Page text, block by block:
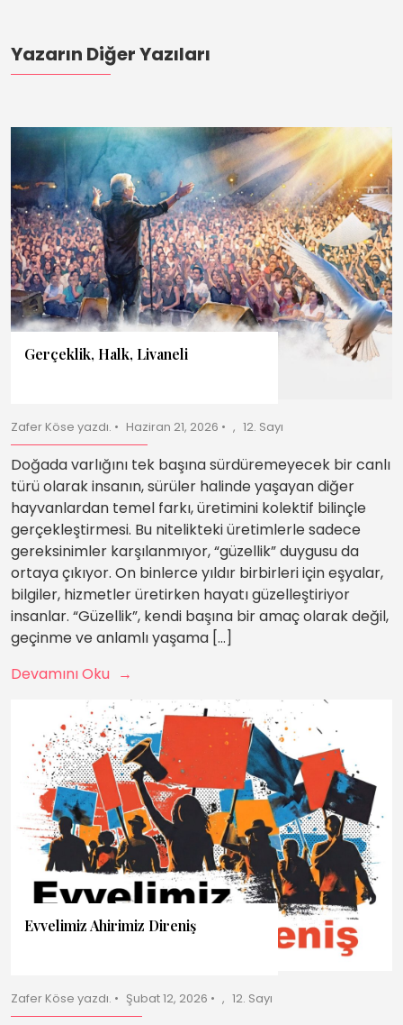
Yazarın Diğer Yazıları
Gerçeklik, Halk, Livaneli
Zafer Köse yazdı. Haziran 21, 2026 12. Sayı
Doğada varlığını tek başına sürdüremeyecek bir canlı
türü olarak insanın, sürüler halinde yaşayan diğer
hayvanlardan temel farkı, üretimini kolektif bilinçle
gerçekleştirmesi. Bu nitelikteki üretimlerle sadece
gereksinimler karşılanmıyor, “güzellik” duygusu da
ortaya çıkıyor. On binlerce yıldır birbirleri için eşyalar,
bilgiler, hizmetler üretirken hayatı güzelleştiriyor
insanlar. “Güzellik”, kendi başına bir amaç olarak değil,
geçinme ve anlamlı yaşama […]
Devamını Oku
Evvelimiz Ahirimiz Direniş
Zafer Köse yazdı. Şubat 12, 2026 12. Sayı